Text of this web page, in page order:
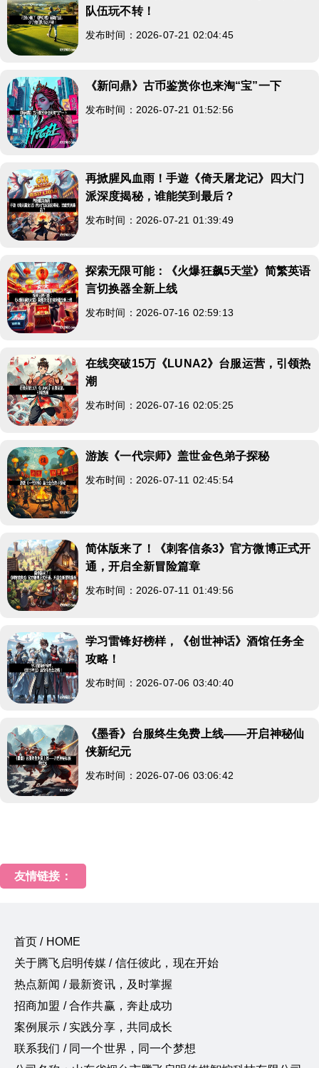
队伍玩不转！
发布时间：2026-07-21 02:04:45
《新问鼎》古币鉴赏你也来淘“宝”一下
发布时间：2026-07-21 01:52:56
再掀腥风血雨！手遊《倚天屠龙记》四大门
派深度揭秘，谁能笑到最后？
发布时间：2026-07-21 01:39:49
探索无限可能：《火爆狂飙5天堂》简繁英语
言切换器全新上线
发布时间：2026-07-16 02:59:13
在线突破15万《LUNA2》台服运营，引领热
潮
发布时间：2026-07-16 02:05:25
游族《一代宗师》盖世金色弟子探秘
发布时间：2026-07-11 02:45:54
简体版来了！《刺客信条3》官方微博正式开
通，开启全新冒险篇章
发布时间：2026-07-11 01:49:56
学习雷锋好榜样，《创世神话》酒馆任务全
攻略！
发布时间：2026-07-06 03:40:40
《墨香》台服终生免费上线——开启神秘仙
侠新纪元
发布时间：2026-07-06 03:06:42
友情链接：
首页 / HOME
关于腾飞启明传媒 / 信任彼此，现在开始
热点新闻 / 最新资讯，及时掌握
招商加盟 / 合作共赢，奔赴成功
案例展示 / 实践分享，共同成长
联系我们 / 同一个世界，同一个梦想